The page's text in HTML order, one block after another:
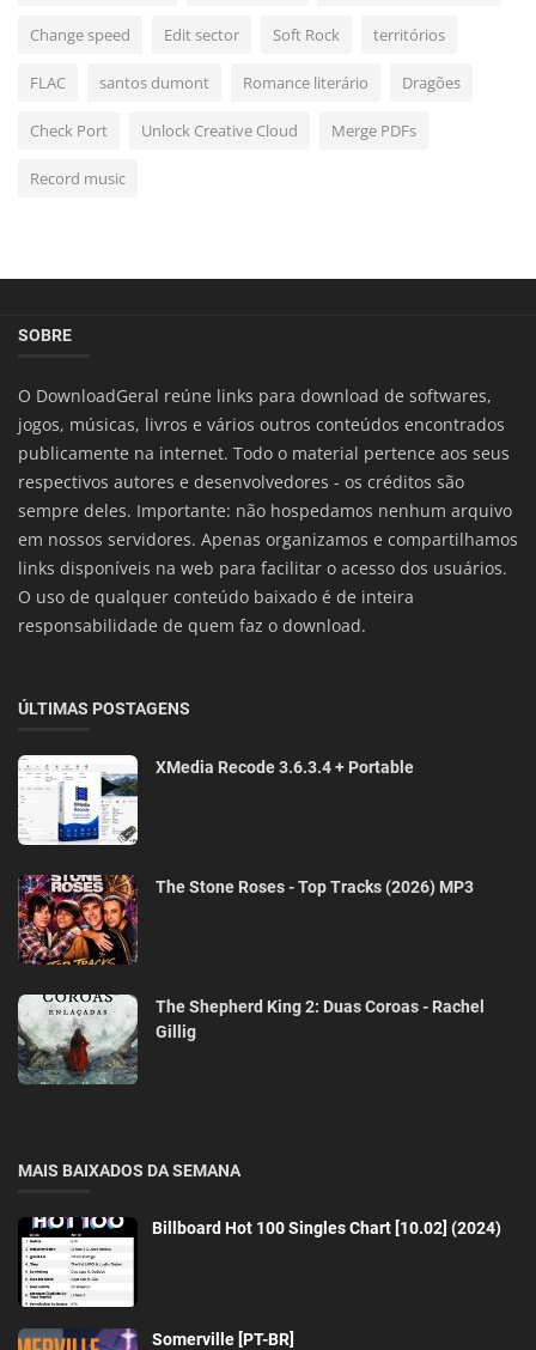
Change speed Edit sector Soft Rock territórios
FLAC santos dumont Romance literário Dragões
Check Port Unlock Creative Cloud Merge PDFs
Record music
SOBRE
O DownloadGeral reúne links para download de softwares,
jogos, músicas, livros e vários outros conteúdos encontrados
publicamente na internet. Todo o material pertence aos seus
respectivos autores e desenvolvedores - os créditos são
sempre deles. Importante: não hospedamos nenhum arquivo
em nossos servidores. Apenas organizamos e compartilhamos
links disponíveis na web para facilitar o acesso dos usuários.
O uso de qualquer conteúdo baixado é de inteira
responsabilidade de quem faz o download.
ÚLTIMAS POSTAGENS
XMedia Recode 3.6.3.4 + Portable
The Stone Roses - Top Tracks (2026) MP3
The Shepherd King 2: Duas Coroas - Rachel
Gillig
MAIS BAIXADOS DA SEMANA
Billboard Hot 100 Singles Chart [10.02] (2024)
Somerville [PT-BR]